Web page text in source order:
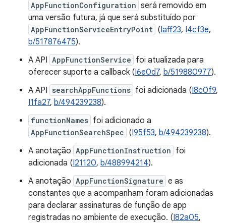
AppFunctionConfiguration será removido em
uma versão futura, já que será substituído por
AppFunctionServiceEntryPoint (Iaff23, I4cf3e,
b/517876475).
A API AppFunctionService foi atualizada para
oferecer suporte a callback (I6e0d7, b/519880977).
A API searchAppFunctions foi adicionada (I8c0f9,
I1fa27, b/494239238).
functionNames foi adicionado a
AppFunctionSearchSpec (I95f53, b/494239238).
A anotação AppFunctionInstruction foi
adicionada (I21120, b/488994214).
A anotação AppFunctionSignature e as
constantes que a acompanham foram adicionadas
para declarar assinaturas de função de app
registradas no ambiente de execução. (I82a05,